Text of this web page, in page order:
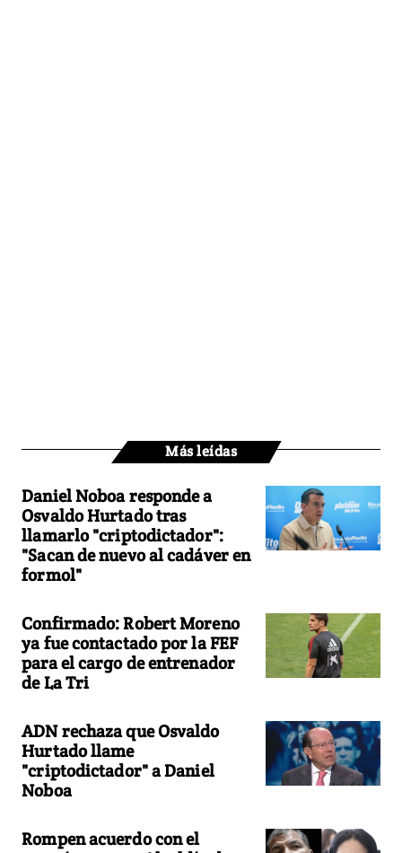
Más leídas
Daniel Noboa responde a
Osvaldo Hurtado tras
llamarlo "criptodictador":
"Sacan de nuevo al cadáver en
formol"
Confirmado: Robert Moreno
ya fue contactado por la FEF
para el cargo de entrenador
de La Tri
ADN rechaza que Osvaldo
Hurtado llame
"criptodictador" a Daniel
Noboa
Rompen acuerdo con el